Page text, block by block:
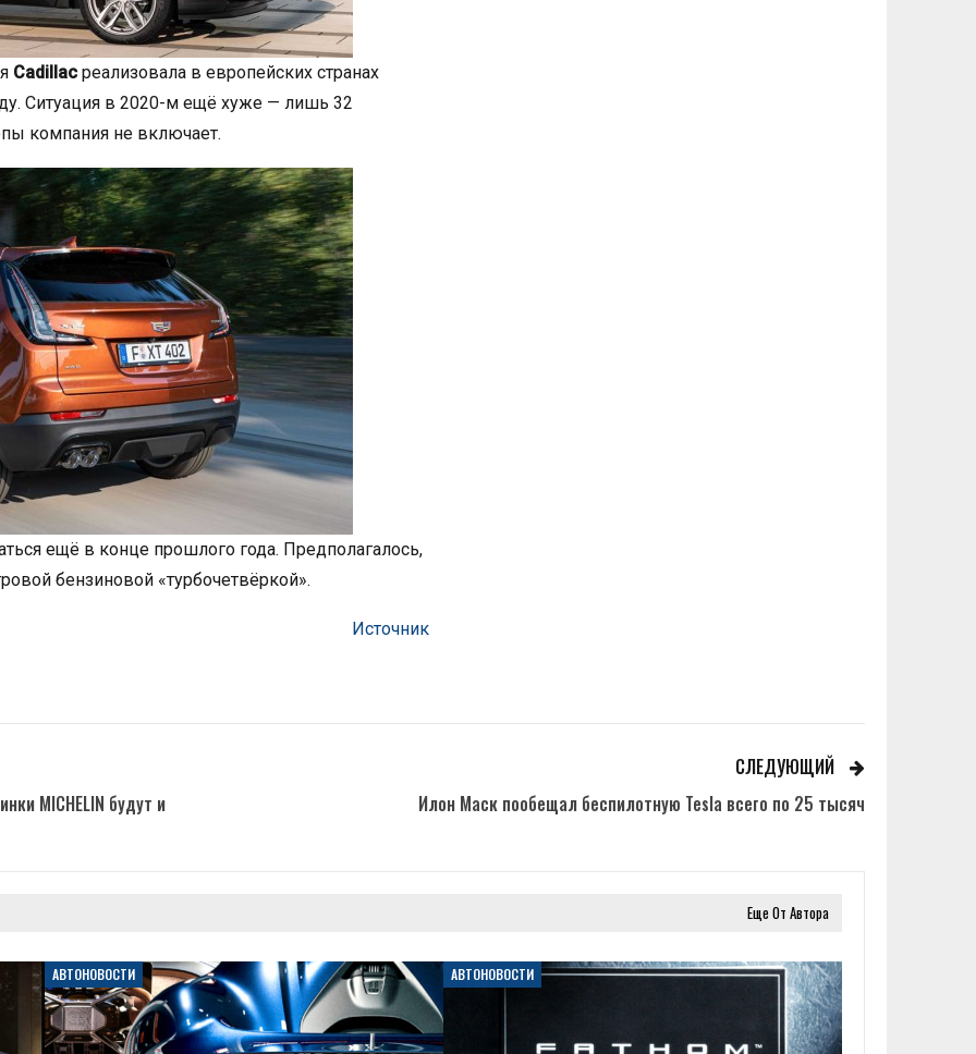
Cadillac реализовала в европейских странах
Ситуация в 2020-м ещё хуже — лишь 32
компания не включает.
ещё в конце прошлого года. Предполагалось,
бензиновой «турбочетвёркой».
Источник
MICHELIN будут и
СЛЕДУЮЩИЙ
Илон Маск пообещал беспилотную Tesla всего по 25 тысяч
Еще От Автора
АВТОНОВОСТИ АВТОНОВОСТИ